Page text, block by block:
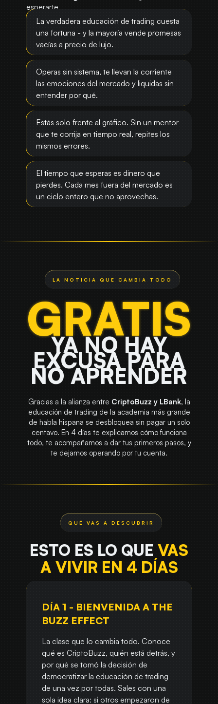
esperarte.
La verdadera educación de trading cuesta
una fortuna - y la mayoría vende promesas
vacías a precio de lujo.
Operas sin sistema, te llevan la corriente
las emociones del mercado y liquidas sin
entender por qué.
Estás solo frente al gráfico. Sin un mentor
que te corrija en tiempo real, repites los
mismos errores.
El tiempo que esperas es dinero que
pierdes. Cada mes fuera del mercado es
un ciclo entero que no aprovechas.
GRATIS
YA NO HAY
EXCUSA PARA
NO APRENDER
Gracias a la alianza entre CriptoBuzz y LBank, la
educación de trading de la academia más grande
de habla hispana se desbloquea sin pagar un solo
centavo. En 4 días te explicamos cómo funciona
todo, te acompañamos a dar tus primeros pasos, y
te dejamos operando por tu cuenta.
ESTO ES LO QUE VAS
A VIVIR EN 4 DÍAS
DÍA 1 - BIENVENIDA A THE
BUZZ EFFECT
La clase que lo cambia todo. Conoce
qué es CriptoBuzz, quién está detrás, y
por qué se tomó la decisión de
democratizar la educación de trading
de una vez por todas. Sales con una
sola idea clara: si otros empezaron de